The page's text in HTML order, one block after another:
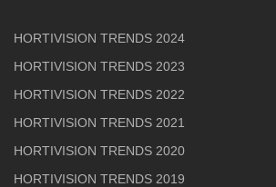
HORTIVISION TRENDS 2024
HORTIVISION TRENDS 2023
HORTIVISION TRENDS 2022
HORTIVISION TRENDS 2021
HORTIVISION TRENDS 2020
HORTIVISION TRENDS 2019